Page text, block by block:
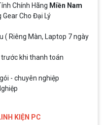
Chính Hãng Miền Nam
Gear Cho Đại Lý
( Riêng Màn, Laptop 7 ngày
trước khi thanh toán
- chuyên nghiệp
KIỆN PC